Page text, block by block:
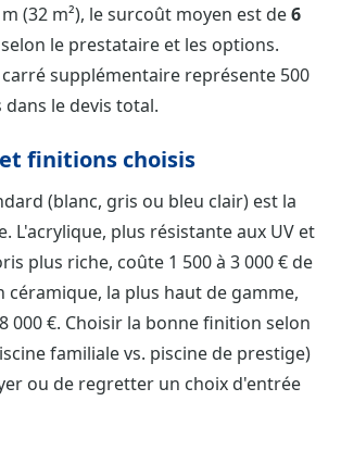
(32 m²), le surcoût moyen est de6
selon le prestataire et les options.
supplémentaire représente 500
dans le devis total.
finitions choisis
(blanc, gris ou bleu clair) est la
L'acrylique, plus résistante aux UV et
plus riche, coûte 1 500 à 3 000 € de
céramique, la plus haut de gamme,
000 €. Choisir la bonne finition selon
familiale vs. piscine de prestige)
ou de regretter un choix d'entrée